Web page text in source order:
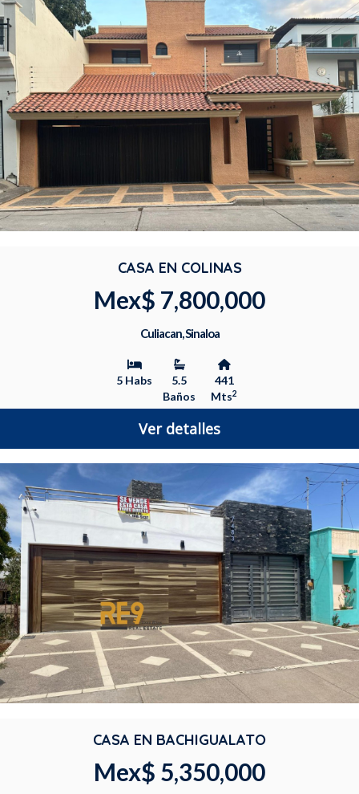
CASA EN COLINAS
Mex$ 7,800,000
Culiacan, Sinaloa
5 Habs
5.5
Baños
441
Mts2
Ver detalles
CASA EN BACHIGUALATO
Mex$ 5,350,000